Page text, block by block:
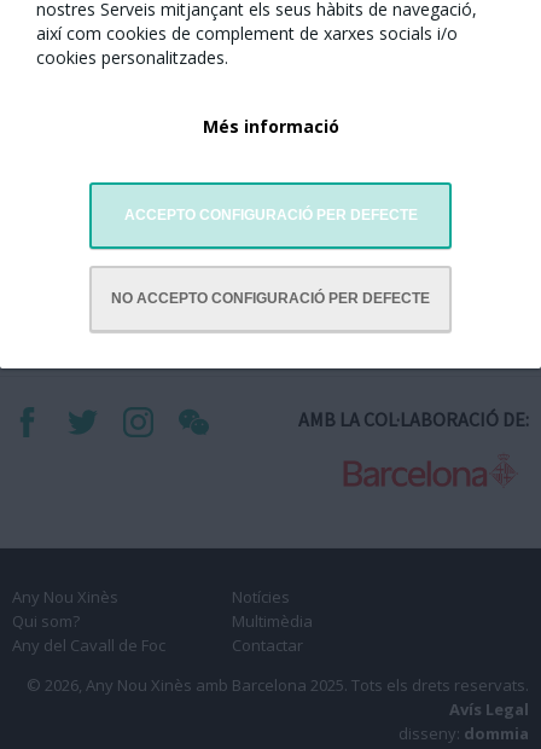
nostres Serveis mitjançant els seus hàbits de navegació,
així com cookies de complement de xarxes socials i/o
cookies personalitzades.
Més informació
ACCEPTO CONFIGURACIÓ PER DEFECTE
NO ACCEPTO CONFIGURACIÓ PER DEFECTE
AMB LA COL·LABORACIÓ DE:
Any Nou Xinès
Qui som?
Any del Cavall de Foc
Notícies
Multimèdia
Contactar
© 2026, Any Nou Xinès amb Barcelona 2025. Tots els drets reservats.
Avís Legal
disseny: dommia